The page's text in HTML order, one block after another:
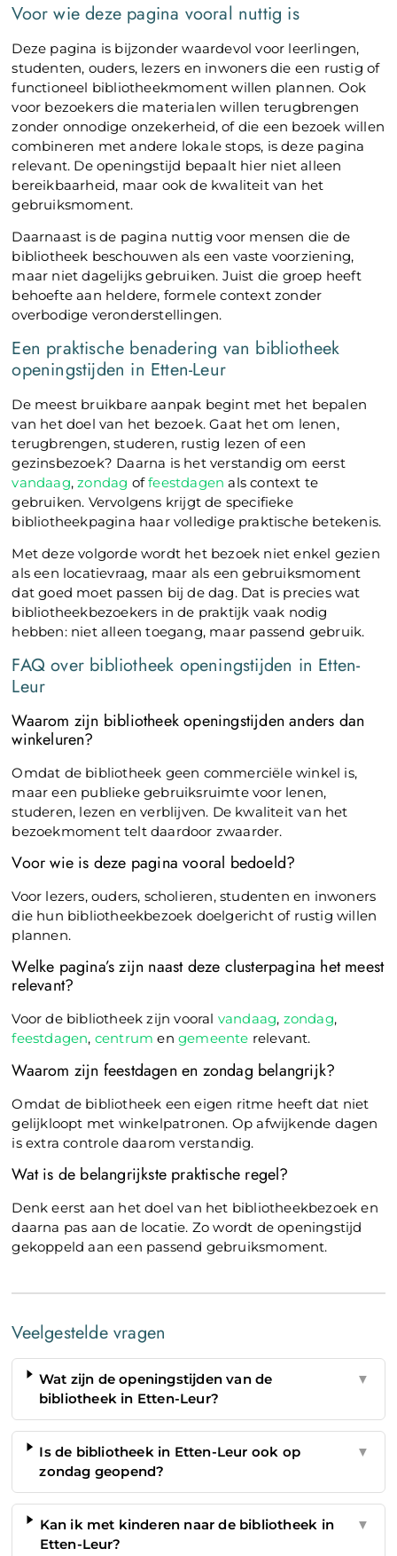
Voor wie deze pagina vooral nuttig is
Deze pagina is bijzonder waardevol voor leerlingen,
studenten, ouders, lezers en inwoners die een rustig of
functioneel bibliotheekmoment willen plannen. Ook
voor bezoekers die materialen willen terugbrengen
zonder onnodige onzekerheid, of die een bezoek willen
combineren met andere lokale stops, is deze pagina
relevant. De openingstijd bepaalt hier niet alleen
bereikbaarheid, maar ook de kwaliteit van het
gebruiksmoment.
Daarnaast is de pagina nuttig voor mensen die de
bibliotheek beschouwen als een vaste voorziening,
maar niet dagelijks gebruiken. Juist die groep heeft
behoefte aan heldere, formele context zonder
overbodige veronderstellingen.
Een praktische benadering van bibliotheek
openingstijden in Etten-Leur
De meest bruikbare aanpak begint met het bepalen
van het doel van het bezoek. Gaat het om lenen,
terugbrengen, studeren, rustig lezen of een
gezinsbezoek? Daarna is het verstandig om eerst
vandaag,zondag offeestdagen als context te
gebruiken. Vervolgens krijgt de specifieke
bibliotheekpagina haar volledige praktische betekenis.
Met deze volgorde wordt het bezoek niet enkel gezien
als een locatievraag, maar als een gebruiksmoment
dat goed moet passen bij de dag. Dat is precies wat
bibliotheekbezoekers in de praktijk vaak nodig
hebben: niet alleen toegang, maar passend gebruik.
FAQ over bibliotheek openingstijden in Etten-
Leur
Waarom zijn bibliotheek openingstijden anders dan
winkeluren?
Omdat de bibliotheek geen commerciële winkel is,
maar een publieke gebruiksruimte voor lenen,
studeren, lezen en verblijven. De kwaliteit van het
bezoekmoment telt daardoor zwaarder.
Voor wie is deze pagina vooral bedoeld?
Voor lezers, ouders, scholieren, studenten en inwoners
die hun bibliotheekbezoek doelgericht of rustig willen
plannen.
Welke pagina’s zijn naast deze clusterpagina het meest
relevant?
Voor de bibliotheek zijn vooral vandaag, zondag,
feestdagen, centrum engemeente relevant.
Waarom zijn feestdagen en zondag belangrijk?
Omdat de bibliotheek een eigen ritme heeft dat niet
gelijkloopt met winkelpatronen. Op afwijkende dagen
is extra controle daarom verstandig.
Wat is de belangrijkste praktische regel?
Denk eerst aan het doel van het bibliotheekbezoek en
daarna pas aan de locatie. Zo wordt de openingstijd
gekoppeld aan een passend gebruiksmoment.
Veelgestelde vragen
Wat zijn de openingstijden van de
bibliotheek in Etten-Leur?
▼
Is de bibliotheek in Etten-Leur ook op
zondag geopend?
▼
Kan ik met kinderen naar de bibliotheek in
Etten-Leur?
▼